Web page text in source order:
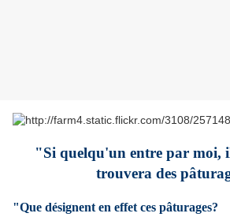
"Si quelqu'un entre par moi,
trouvera des
"Que désignent en effet ces pâturages?